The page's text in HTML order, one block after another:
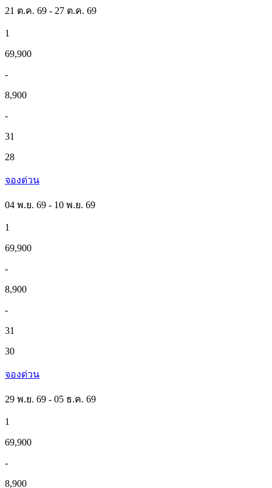
21 ต.ค. 69 - 27 ต.ค. 69
1
69,900
-
8,900
-
31
28
จองด่วน
04 พ.ย. 69 - 10 พ.ย. 69
1
69,900
-
8,900
-
31
30
จองด่วน
29 พ.ย. 69 - 05 ธ.ค. 69
1
69,900
-
8,900